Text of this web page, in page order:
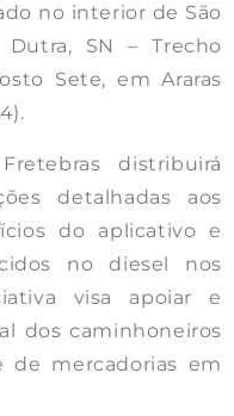
no interior de São
Dutra, SN – Trecho
Sete, em Araras
distribuirá
detalhadas aos
do aplicativo e
no diesel nos
visa apoiar e
dos caminhoneiros
de mercadorias em